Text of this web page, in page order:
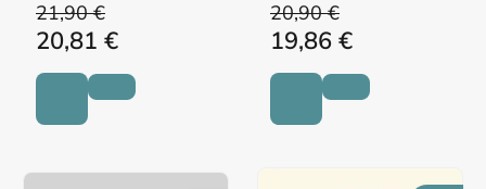
21,90 €
20,81 €
20,90 €
19,86 €